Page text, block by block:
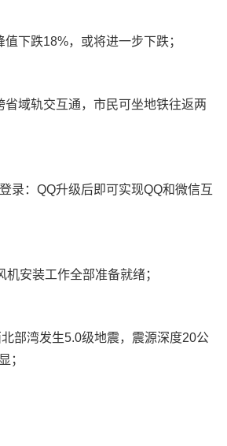
下跌18%，或将进一步下跌；
省域轨交互通，市民可坐地铁往返两
录：QQ升级后即可实现QQ和微信互
安装工作全部准备就绪；
部湾发生5.0级地震，震源深度20公
；